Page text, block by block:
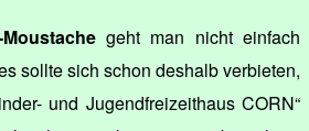
geht man nicht einfach
sollte sich schon deshalb verbieten,
und Jugendfreizeithaus CORN“